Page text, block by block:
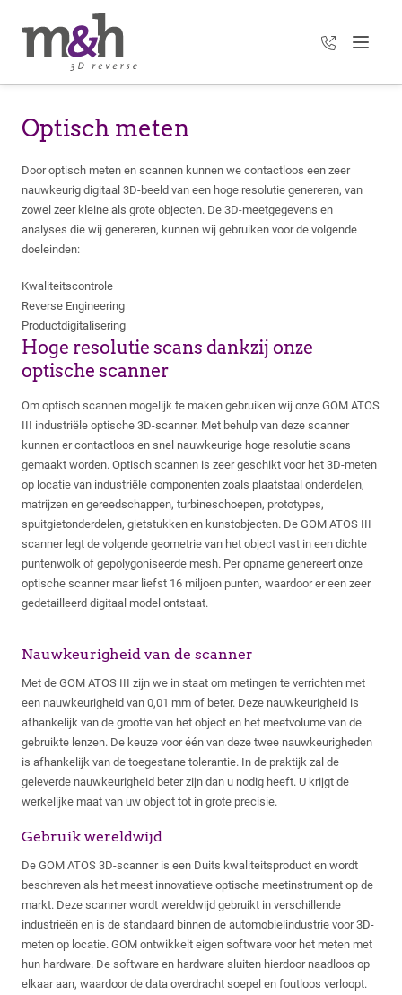
Menu
+31 35 303
Optisch meten
Door optisch meten en scannen kunnen we contactloos een zeer
nauwkeurig digitaal 3D-beeld van een hoge resolutie genereren, van
zowel zeer kleine als grote objecten. De 3D-meetgegevens en
analyses die wij genereren, kunnen wij gebruiken voor de volgende
doeleinden:
Kwaliteitscontrole
Reverse Engineering
Productdigitalisering
Hoge resolutie scans dankzij onze
optische scanner
Om optisch scannen mogelijk te maken gebruiken wij onze GOM ATOS
III industriële optische 3D-scanner. Met behulp van deze scanner
kunnen er contactloos en snel nauwkeurige hoge resolutie scans
gemaakt worden. Optisch scannen is zeer geschikt voor het 3D-meten
op locatie van industriële componenten zoals plaatstaal onderdelen,
matrijzen en gereedschappen, turbineschoepen, prototypes,
spuitgietonderdelen, gietstukken en kunstobjecten. De GOM ATOS III
scanner legt de volgende geometrie van het object vast in een dichte
puntenwolk of gepolygoniseerde mesh. Per opname genereert onze
optische scanner maar liefst 16 miljoen punten, waardoor er een zeer
gedetailleerd digitaal model ontstaat.
Nauwkeurigheid van de scanner
Met de GOM ATOS III zijn we in staat om metingen te verrichten met
een nauwkeurigheid van 0,01 mm of beter. Deze nauwkeurigheid is
afhankelijk van de grootte van het object en het meetvolume van de
gebruikte lenzen. De keuze voor één van deze twee nauwkeurigheden
is afhankelijk van de toegestane tolerantie. In de praktijk zal de
geleverde nauwkeurigheid beter zijn dan u nodig heeft. U krijgt de
werkelijke maat van uw object tot in grote precisie.
Gebruik wereldwijd
De GOM ATOS 3D-scanner is een Duits kwaliteitsproduct en wordt
beschreven als het meest innovatieve optische meetinstrument op de
markt. Deze scanner wordt wereldwijd gebruikt in verschillende
industrieën en is de standaard binnen de automobielindustrie voor 3D-
meten op locatie. GOM ontwikkelt eigen software voor het meten met
hun hardware. De software en hardware sluiten hierdoor naadloos op
elkaar aan, waardoor de data overdracht soepel en foutloos verloopt.